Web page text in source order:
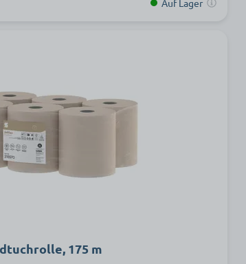
Auf Lager
175 m